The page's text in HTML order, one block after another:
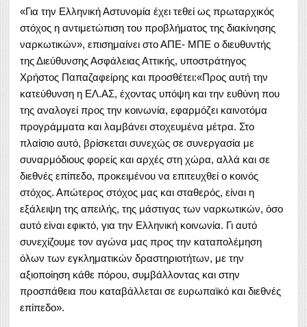
«Για την Ελληνική Αστυνομία έχει τεθεί ως πρωταρχικός
στόχος η αντιμετώπιση του προβλήματος της διακίνησης
ναρκωτικών», επισημαίνει στο ΑΠΕ- ΜΠΕ ο διευθυντής
της Διεύθυνσης Ασφάλειας Αττικής, υποστράτηγος
Χρήστος Παπαζαφείρης και προσθέτει:«Προς αυτή την
κατεύθυνση η ΕΛ.ΑΣ, έχοντας υπόψη και την ευθύνη που
της αναλογεί προς την κοινωνία, εφαρμόζει καινοτόμα
προγράμματα και λαμβάνει στοχευμένα μέτρα. Στο
πλαίσιο αυτό, βρίσκεται συνεχώς σε συνεργασία με
συναρμόδιους φορείς και αρχές στη χώρα, αλλά και σε
διεθνές επίπεδο, προκειμένου να επιτευχθεί ο κοινός
στόχος. Απώτερος στόχος μας και σταθερός, είναι η
εξάλειψη της απειλής, της μάστιγας των ναρκωτικών, όσο
αυτό είναι εφικτό, για την Ελληνική κοινωνία. Γι αυτό
συνεχίζουμε τον αγώνα μας προς την καταπολέμηση
όλων των εγκληματικών δραστηριοτήτων, με την
αξιοποίηση κάθε πόρου, συμβάλλοντας και στην
προσπάθεια που καταβάλλεται σε ευρωπαϊκό και διεθνές
επίπεδο».